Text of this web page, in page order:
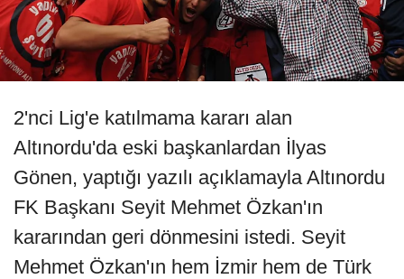
2'nci Lig'e katılmama kararı alan
Altınordu'da eski başkanlardan İlyas
Gönen, yaptığı yazılı açıklamayla Altınordu
FK Başkanı Seyit Mehmet Özkan'ın
kararından geri dönmesini istedi. Seyit
Mehmet Özkan'ın hem İzmir hem de Türk